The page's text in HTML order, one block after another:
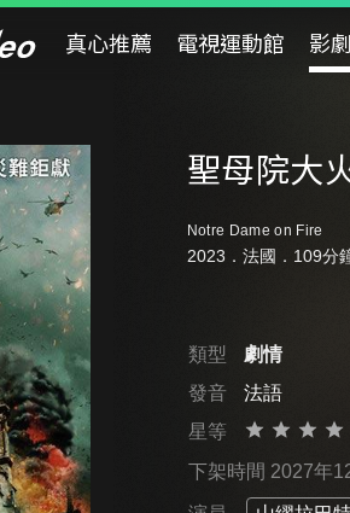
真心推薦 電視運動館 影
聖母院大
Notre Dame on Fire
2023．法國．109分
類型
劇情
發音
法語
星等
下架時間 2027年